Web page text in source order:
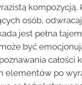
kompozycją,
osób,
jest pełna
być
całości
elementów po